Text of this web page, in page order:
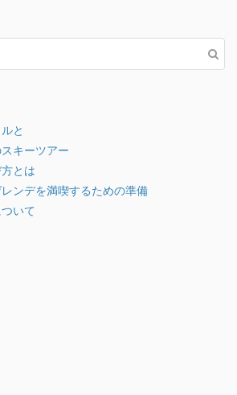
と
キーツアー
とは
ンデを満喫するための準備
いて